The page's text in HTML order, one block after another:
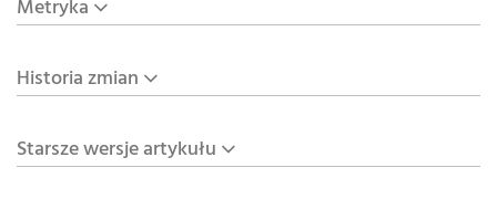
Metryka
Historia zmian
Starsze wersje artykułu